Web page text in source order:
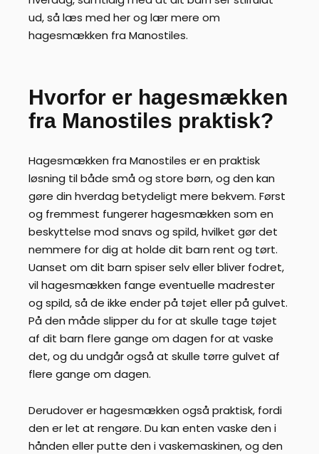
ud, så læs med her og lær mere om
hagesmækken fra Manostiles.
Hvorfor er hagesmækken
fra Manostiles praktisk?
Hagesmækken fra Manostiles er en praktisk
løsning til både små og store børn, og den kan
gøre din hverdag betydeligt mere bekvem. Først
og fremmest fungerer hagesmækken som en
beskyttelse mod snavs og spild, hvilket gør det
nemmere for dig at holde dit barn rent og tørt.
Uanset om dit barn spiser selv eller bliver fodret,
vil hagesmækken fange eventuelle madrester
og spild, så de ikke ender på tøjet eller på gulvet.
På den måde slipper du for at skulle tage tøjet
af dit barn flere gange om dagen for at vaske
det, og du undgår også at skulle tørre gulvet af
flere gange om dagen.
Derudover er hagesmækken også praktisk, fordi
den er let at rengøre. Du kan enten vaske den i
hånden eller putte den i vaskemaskinen, og den